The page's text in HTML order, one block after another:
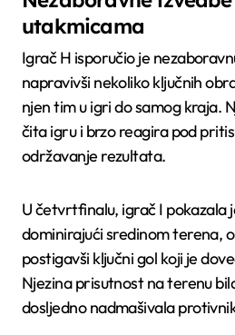
utakmicama
Igrač H isporučio je
napravivši nekoliko ključnih
njen tim u igri do samog kraja.
čita igru i brzo reagira pod
održavanje rezultata.
U četvrtfinalu, igrač I pokazala
dominirajući sredinom terena,
postigavši ključni gol koji je
Njezina prisutnost na terenu
dosljedno nadmašivala